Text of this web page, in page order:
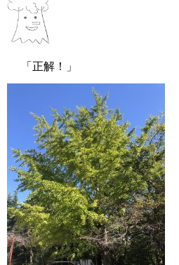
「正解！」